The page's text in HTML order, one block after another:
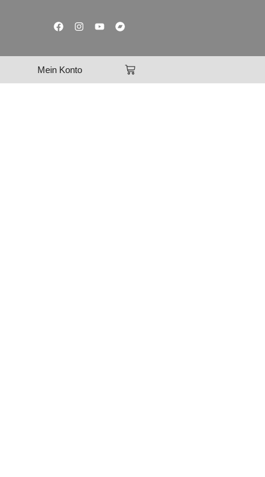
Mein Konto